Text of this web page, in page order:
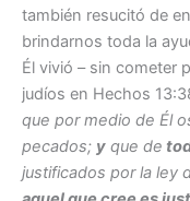
también resucitó de
brindarnos toda la
Él vivió – sin cometer
judíos en Hechos
que por medio de Él
pecados; y que de
justificados por la ley